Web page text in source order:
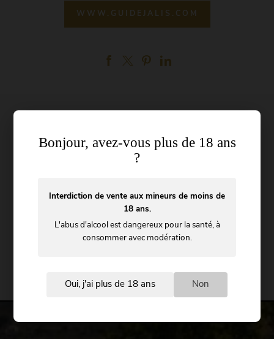
WWW.GUIDEJALIS.COM
Bonjour, avez-vous plus de 18 ans
?
Interdiction de vente aux mineurs de moins de
18 ans.
L'abus d'alcool est dangereux pour la santé, à
consommer avec modération.
Oui, j'ai plus de 18 ans Non